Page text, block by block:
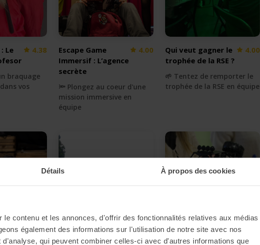
Détails À propos des cookies
contenu et les annonces, d'offrir des fonctionnalités relatives aux médias
également des informations sur l'utilisation de notre site avec nos
qui peuvent combiner celles-ci avec d'autres informations que
Le
4.38
braquage
vos
Escape Game
Immersif : L’agence
secrète
4.00
🔦 Plongez au coeur d'une
mission immersive en
équipe
Qui veut gagner le
trophée de la RSE ?
4.00
🌱 Tentez de remporter le
trophée de la RSE en équipe